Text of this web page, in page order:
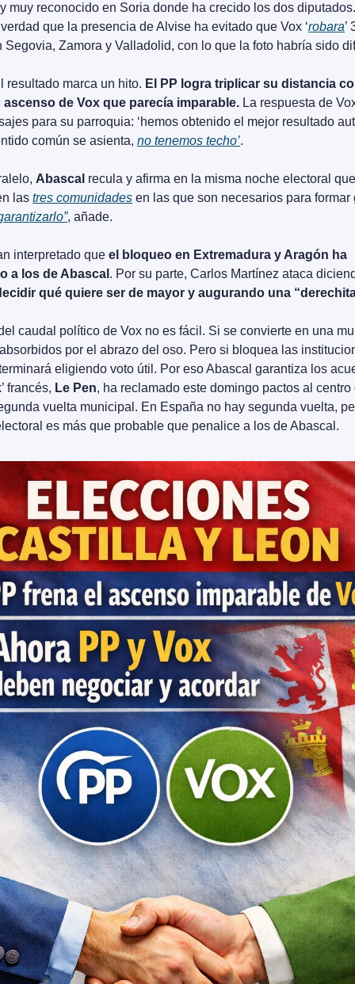
muy reconocido en Soria donde ha crecido los dos
que la presencia de Alvise ha evitado que Vox ‘robara’
Segovia, Zamora y Valladolid, con lo que la foto habría sido
resultado marca un hito. El PP logra triplicar su distancia
ascenso de Vox que parecía imparable. La respuesta de
para su parroquia: ‘hemos obtenido el mejor resultado
común se asienta, no tenemos techo’.
Abascal recula y afirma en la misma noche electoral
las tres comunidades
, añade.
interpretado que el bloqueo en Extremadura y Aragón ha
a los de Abascal . Por su parte, Carlos Martínez ataca
qué quiere ser de mayor y augurando una
caudal político de Vox no es fácil. Si se convierte en una
por el abrazo del oso. Pero si bloquea las
eligiendo voto útil. Por eso Abascal garantiza los
francés, Le Pen, ha reclamado este domingo pactos al centro
vuelta municipal. En España no hay segunda vuelta,
es más que probable que penalice a los de Abascal.